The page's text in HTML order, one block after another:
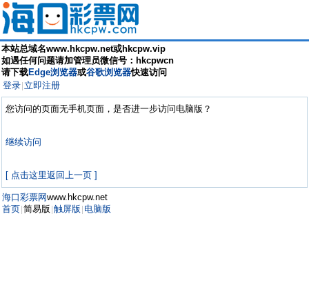
本站总域名www.hkcpw.net或hkcpw.vip
如遇任何问题请加管理员微信号：hkcpwcn
请下载Edge浏览器或谷歌浏览器快速访问
登录 立即注册
您访问的页面无手机页面，是否进一步访问电脑版？
继续访问
[ 点击这里返回上一页 ]
海口彩票网www.hkcpw.net
首页 简易版 触屏版 电脑版